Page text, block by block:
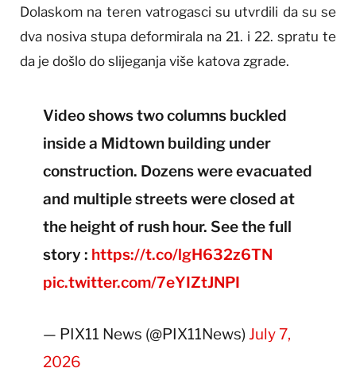
Dolaskom na teren vatrogasci su utvrdili da su se
dva nosiva stupa deformirala na 21. i 22. spratu te
da je došlo do slijeganja više katova zgrade.
Video shows two columns buckled
inside a Midtown building under
construction. Dozens were evacuated
and multiple streets were closed at
the height of rush hour. See the full
story : https://t.co/lgH632z6TN
pic.twitter.com/7eYIZtJNPI
— PIX11 News (@PIX11News) July 7,
2026